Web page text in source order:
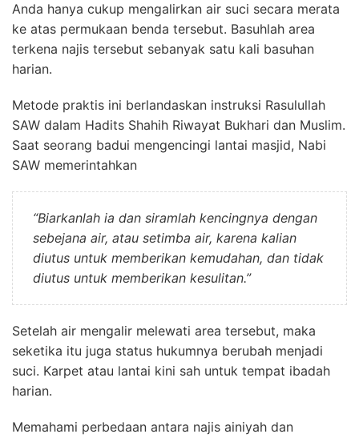
Anda hanya cukup mengalirkan air suci secara merata
ke atas permukaan benda tersebut. Basuhlah area
terkena najis tersebut sebanyak satu kali basuhan
harian.
Metode praktis ini berlandaskan instruksi Rasulullah
SAW dalam Hadits Shahih Riwayat Bukhari dan Muslim.
Saat seorang badui mengencingi lantai masjid, Nabi
SAW memerintahkan
“Biarkanlah ia dan siramlah kencingnya dengan
sebejana air, atau setimba air, karena kalian
diutus untuk memberikan kemudahan, dan tidak
diutus untuk memberikan kesulitan.”
Setelah air mengalir melewati area tersebut, maka
seketika itu juga status hukumnya berubah menjadi
suci. Karpet atau lantai kini sah untuk tempat ibadah
harian.
Memahami perbedaan antara najis ainiyah dan